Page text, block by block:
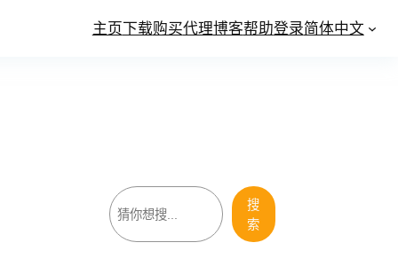
主页下载购买代理博客帮助登录简体中文
搜
索
搜
索